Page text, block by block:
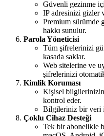
Güvenli gezinme
IP adresinizi gizler
Premium sürümde
hakkı sunulur.
Parola Yöneticisi
Tüm şifrelerinizi
kasada saklar.
Web sitelerine ve
şifrelerinizi
Kimlik Koruması
Kişisel bilgilerinizin
kontrol eder.
Bilgileriniz bir veri
Çoklu Cihaz Desteği
Tek bir abonelikle